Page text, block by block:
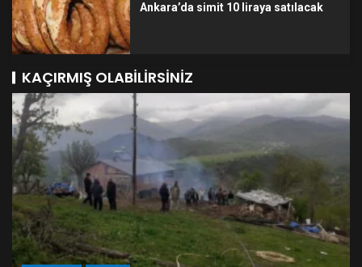
Ankara’da simit 10 liraya satılacak
KAÇIRMIŞ OLABILIRSINIZ